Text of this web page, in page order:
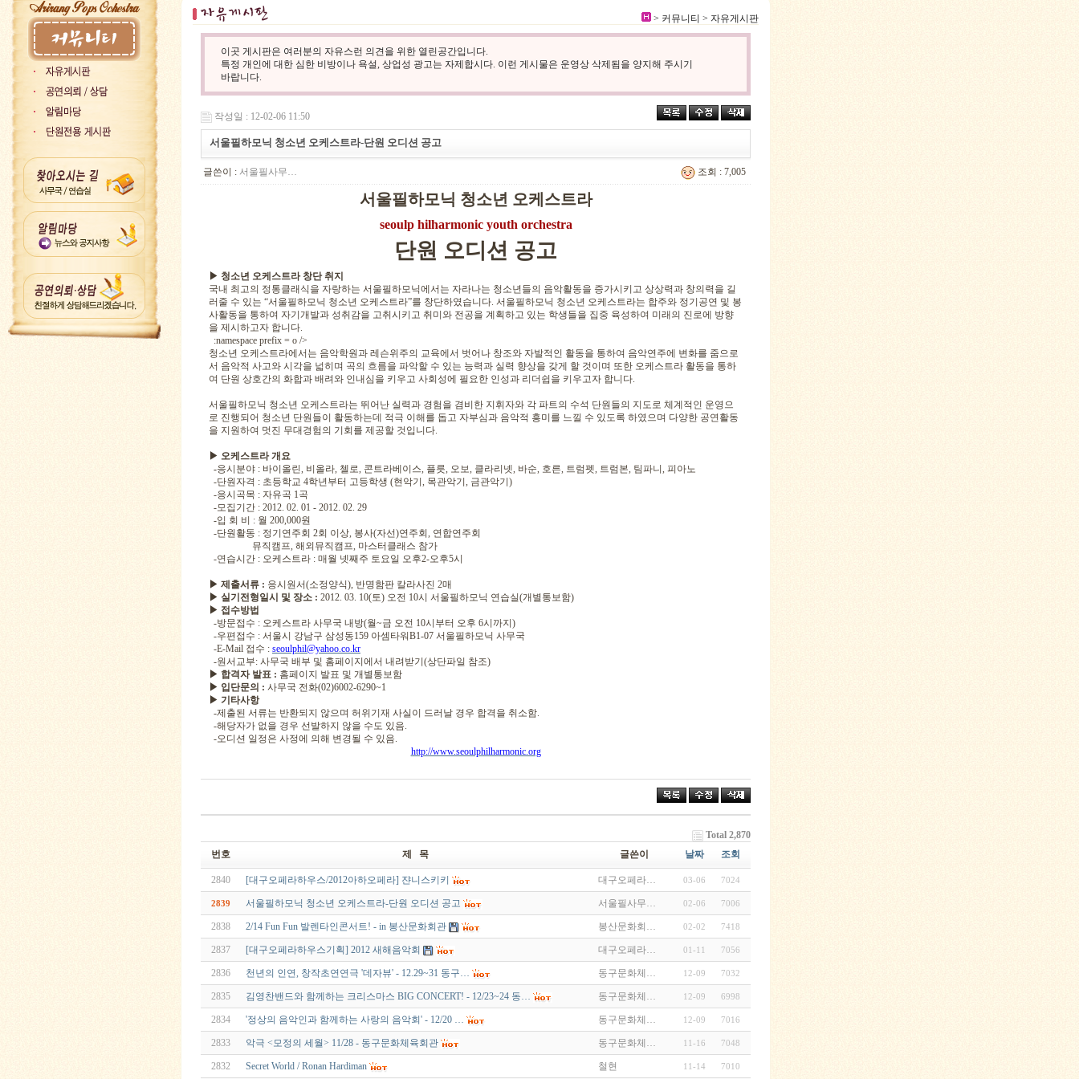
> 커뮤니티 > 자유게시판
이곳 게시판은 여러분의 자유스런 의견을 위한 열린공간입니다.
특정 개인에 대한 심한 비방이나 욕설, 상업성 광고는 자제합시다. 이런 게시물은 운영상 삭제됨을 양지해 주시기
바랍니다.
작성일 : 12-02-06 11:50
서울필하모닉 청소년 오케스트라-단원 오디션 공고
글쓴이 : 서울필사무… 조회 : 7,005
서울필하모닉 청소년 오케스트라
seoulp hilharmonic youth orchestra
단원 오디션 공고
▶ 청소년 오케스트라 창단 취지
국내 최고의 정통클래식을 자랑하는 서울필하모닉에서는 자라나는 청소년들의 음악활동을 증가시키고 상상력과 창의력을 길
러줄 수 있는 “서울필하모닉 청소년 오케스트라”를 창단하였습니다. 서울필하모닉 청소년 오케스트라는 합주와 정기공연 및 봉
사활동을 통하여 자기개발과 성취감을 고취시키고 취미와 전공을 계획하고 있는 학생들을 집중 육성하여 미래의 진로에 방향
을 제시하고자 합니다.
:namespace prefix = o />
청소년 오케스트라에서는 음악학원과 레슨위주의 교육에서 벗어나 창조와 자발적인 활동을 통하여 음악연주에 변화를 줌으로
서 음악적 사고와 시각을 넓히며 곡의 흐름을 파악할 수 있는 능력과 실력 향상을 갖게 할 것이며 또한 오케스트라 활동을 통하
여 단원 상호간의 화합과 배려와 인내심을 키우고 사회성에 필요한 인성과 리더쉽을 키우고자 합니다.
서울필하모닉 청소년 오케스트라는 뛰어난 실력과 경험을 겸비한 지휘자와 각 파트의 수석 단원들의 지도로 체계적인 운영으
로 진행되어 청소년 단원들이 활동하는데 적극 이해를 돕고 자부심과 음악적 흥미를 느낄 수 있도록 하였으며 다양한 공연활동
을 지원하여 멋진 무대경험의 기회를 제공할 것입니다.
▶ 오케스트라 개요
-응시분야 : 바이올린, 비올라, 첼로, 콘트라베이스, 플릇, 오보, 클라리넷, 바순, 호른, 트럼펫, 트럼본, 팀파니, 피아노
-단원자격 : 초등학교 4학년부터 고등학생 (현악기, 목관악기, 금관악기)
-응시곡목 : 자유곡 1곡
-모집기간 : 2012. 02. 01 - 2012. 02. 29
-입 회 비 : 월 200,000원
-단원활동 : 정기연주회 2회 이상, 봉사(자선)연주회, 연합연주회
뮤직캠프, 해외뮤직캠프, 마스터클래스 참가
-연습시간 : 오케스트라 : 매월 넷째주 토요일 오후2-오후5시
▶ 제출서류 : 응시원서(소정양식), 반명함판 칼라사진 2매
▶ 실기전형일시 및 장소 : 2012. 03. 10(토) 오전 10시 서울필하모닉 연습실(개별통보함)
▶ 접수방법
-방문접수 : 오케스트라 사무국 내방(월~금 오전 10시부터 오후 6시까지)
-우편접수 : 서울시 강남구 삼성동159 아셈타워B1-07 서울필하모닉 사무국
-E-Mail 접수 : seoulphil@yahoo.co.kr
-원서교부: 사무국 배부 및 홈페이지에서 내려받기(상단파일 참조)
▶ 합격자 발표 : 홈페이지 발표 및 개별통보함
▶ 입단문의 : 사무국 전화(02)6002-6290~1
▶ 기타사항
-제출된 서류는 반환되지 않으며 허위기재 사실이 드러날 경우 합격을 취소함.
-해당자가 없을 경우 선발하지 않을 수도 있음.
-오디션 일정은 사정에 의해 변경될 수 있음.
http://www.seoulphilharmonic.org
Total 2,870
번호
제 목 글쓴이 날짜 조회
2840 [대구오페라하우스/2012아하오페라] 쟌니스키키 대구오페라… 03-06 7024
2839 서울필하모닉 청소년 오케스트라-단원 오디션 공고 서울필사무… 02-06 7006
2838 2/14 Fun Fun 발렌타인콘서트! - in 봉산문화회관 봉산문화회… 02-02 7418
2837 [대구오페라하우스기획] 2012 새해음악회 대구오페라… 01-11 7056
2836 천년의 인연, 창작초연연극 '데자뷰' - 12.29~31 동구… 동구문화체… 12-09 7032
2835 김영찬밴드와 함께하는 크리스마스 BIG CONCERT! - 12/23~24 동… 동구문화체… 12-09 6998
2834 '정상의 음악인과 함께하는 사랑의 음악회' - 12/20 … 동구문화체… 12-09 7016
2833 악극 <모정의 세월> 11/28 - 동구문화체육회관 동구문화체… 11-16 7048
2832 Secret World / Ronan Hardiman 철현 11-14 7010